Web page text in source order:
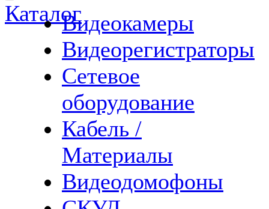
КаталогВидеокамеры
Видеорегистраторы
Сетевое
оборудование
Кабель /
Материалы
Видеодомофоны